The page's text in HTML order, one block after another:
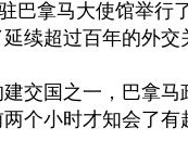
巴拿马大使馆举行
续超过百年的外交
交国之一，巴拿马
个小时才知会了有